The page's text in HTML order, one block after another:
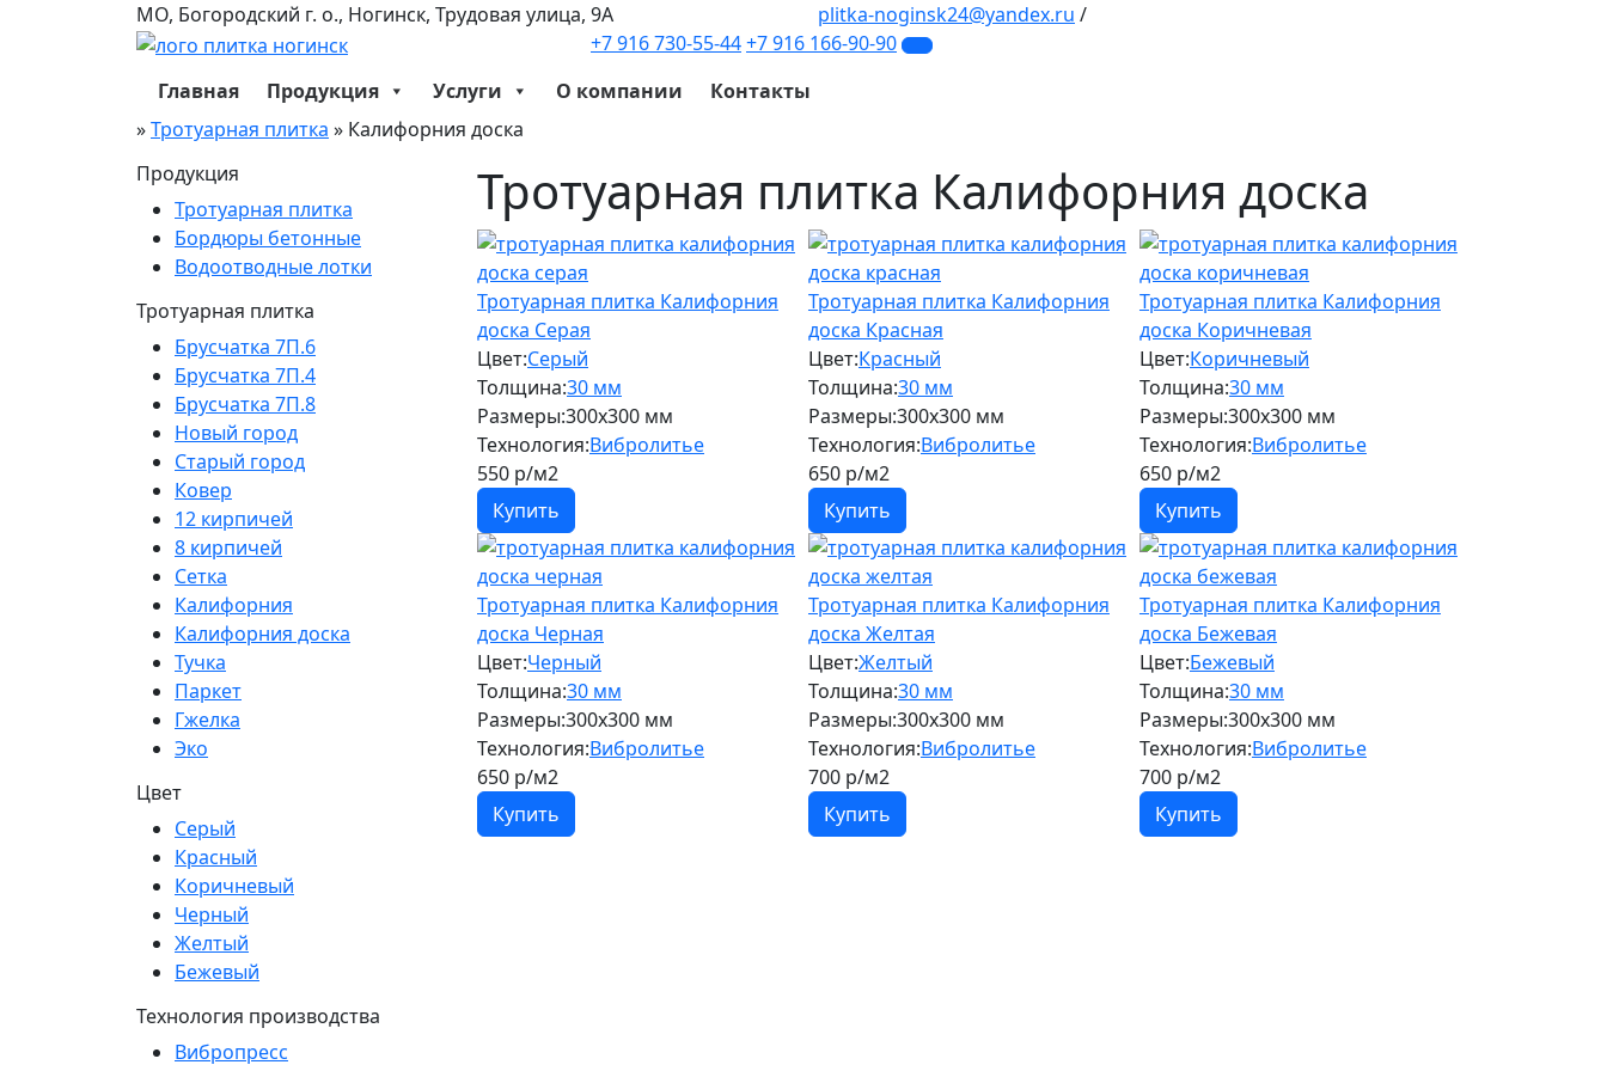
МО, Богородский г. о., Ногинск, Трудовая улица, 9А plitka-noginsk24@yandex.ru /
+7 916 730-55-44+7 916 166-90-90
Главная
Продукция Услуги О компании
Контакты
»Тротуарная плитка » Калифорния доска
Тротуарная плитка Калифорния доска
Тротуарная плитка Калифорния
доска Серая
Цвет:Серый
Толщина:30 мм
Размеры:300х300 мм
Технология:Вибролитье
550 р/м2
Купить
Тротуарная плитка Калифорния
доска Красная
Цвет:Красный
Толщина:30 мм
Размеры:300х300 мм
Технология:Вибролитье
650р/м2
Купить
Тротуарная плитка Калифорния
доска Коричневая
Цвет:Коричневый
Толщина:30 мм
Размеры:300х300 мм
Технология:Вибролитье
650р/м2
Купить
Тротуарная плитка Калифорния
доска Черная
Цвет:Черный
Толщина:30 мм
Размеры:300х300 мм
Технология:Вибролитье
650 р/м2
Купить
Тротуарная плитка Калифорния
доска Желтая
Цвет:Желтый
Толщина:30 мм
Размеры:300х300 мм
Технология:Вибролитье
700р/м2
Купить
Тротуарная плитка Калифорния
доска Бежевая
Цвет:Бежевый
Толщина:30 мм
Размеры:300х300 мм
Технология:Вибролитье
700р/м2
Купить
Продукция
Тротуарная плитка
Бордюры бетонные
Водоотводные лотки
Тротуарная плитка
Брусчатка 7П.6
Брусчатка 7П.4
Брусчатка 7П.8
Новый город
Старый город
Ковер
12 кирпичей
8 кирпичей
Сетка
Калифорния
Калифорния доска
Тучка
Паркет
Гжелка
Эко
Цвет
Серый
Красный
Коричневый
Черный
Желтый
Бежевый
Технология производства
Вибропресс